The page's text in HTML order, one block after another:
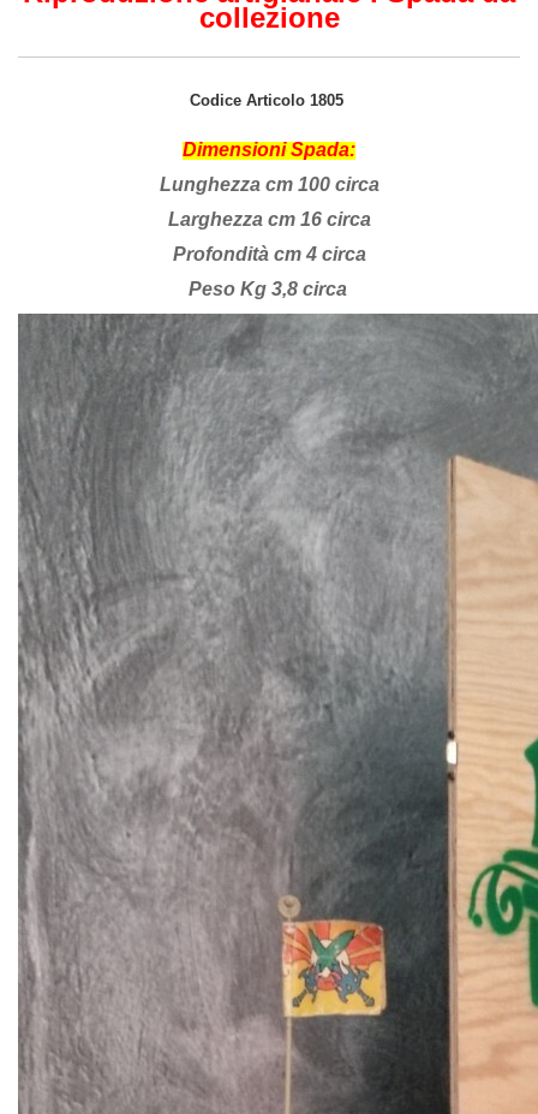
collezione
Codice Articolo 1805
Dimensioni Spada:
Lunghezza cm 100 circa
Larghezza cm 16 circa
Profondità cm 4 circa
Peso Kg 3,8 circa